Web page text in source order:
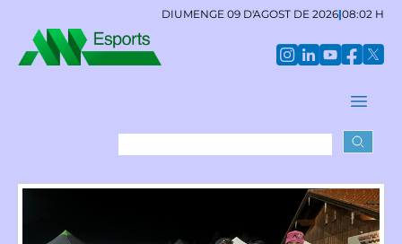
DIUMENGE 09 D'AGOST DE 2026|08:02 H